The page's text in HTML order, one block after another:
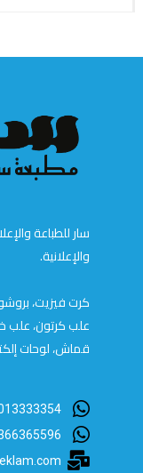
سار للطباعة
والإعلانية.
كرت فيزيت،
علب كرتون، علب
قماش، لوحات